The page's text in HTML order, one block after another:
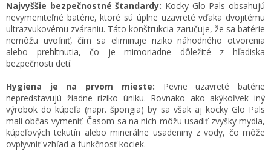
Najvyššie bezpečnostné štandardy: Kocky Glo Pals obsahujú
nevymeniteľné batérie, ktoré sú úplne uzavreté vďaka dvojitému
ultrazvukovému zváraniu. Táto konštrukcia zaručuje, že sa batérie
nemôžu uvoľniť, čím sa eliminuje riziko náhodného otvorenia
alebo prehltnutia, čo je mimoriadne dôležité z hľadiska
bezpečnosti detí.
Hygiena je na prvom mieste: Pevne uzavreté batérie
nepredstavujú žiadne riziko úniku. Rovnako ako akýkoľvek iný
výrobok do kúpeľa (napr. špongia) by sa však aj kocky Glo Pals
mali občas vymeniť. Časom sa na nich môžu usadiť zvyšky mydla,
kúpeľových tekutín alebo minerálne usadeniny z vody, čo môže
ovplyvniť vzhľad a funkčnosť kociek.